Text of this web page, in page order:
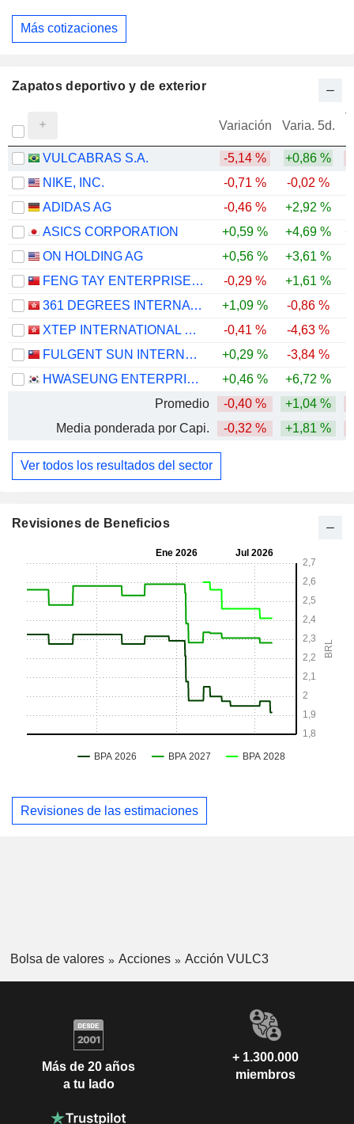
Más cotizaciones
Zapatos deportivo y de exterior
Variación Varia. 5d.
VULCABRAS S.A. -5,14 % +0,86 %
NIKE, INC.
-0,71 % -0,02 %
ADIDAS AG
-0,46 % +2,92 %
ASICS CORPORATION
+0,59 % +4,69 %
ON HOLDING AG
+0,56 % +3,61 %
FENG TAY ENTERPRISES CO., LTD.
-0,29 % +1,61 %
361 DEGREES INTERNATIONAL LIMITED
+1,09 % -0,86 %
XTEP INTERNATIONAL HOLDINGS LIMITED
-0,41 % -4,63 %
FULGENT SUN INTERNATIONAL (HOLDING) CO., LTD.
+0,29 % -3,84 %
HWASEUNG ENTERPRISE CO., LTD.
+0,46 % +6,72 %
Promedio
-0,40 % +1,04 %
Media ponderada por Capi.
-0,32 % +1,81 %
Ver todos los resultados del sector
Revisiones de Beneficios
Revisiones de las estimaciones
Bolsa de valores Acciones Acción VULC3
Más de 20 años
a tu lado
+ 1.300.000
miembros